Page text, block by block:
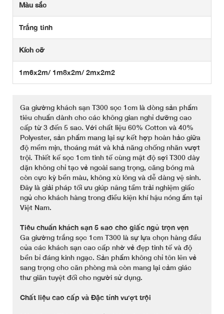
Màu sắc
Trắng tinh
Kích cỡ
1m6x2m/ 1m8x2m/ 2mx2m2
Ga giường khách sạn T300 sọc 1cm là dòng sản phẩm
tiêu chuẩn dành cho các không gian nghỉ dưỡng cao
cấp từ 3 đến 5 sao. Với chất liệu 60% Cotton và 40%
Polyester, sản phẩm mang lại sự kết hợp hoàn hảo giữa
độ mềm mịn, thoáng mát và khả năng chống nhăn vượt
trội. Thiết kế sọc 1cm tinh tế cùng mật độ sợi T300 dày
dặn không chỉ tạo vẻ ngoài sang trọng, căng bóng mà
còn cực kỳ bền màu, không xù lông và dễ dàng vệ sinh.
Đây là giải pháp tối ưu giúp nâng tầm trải nghiệm giấc
ngủ cho khách hàng trong điều kiện khí hậu nóng ẩm tại
Việt Nam.
Tiêu chuẩn khách sạn 5 sao cho giấc ngủ trọn vẹn
Ga giường trắng sọc 1cm T300 là sự lựa chọn hàng đầu
của các khách sạn cao cấp nhờ vẻ đẹp tinh tế và độ
bền bỉ đáng kinh ngạc. Sản phẩm không chỉ tôn lên vẻ
sang trọng cho căn phòng mà còn mang lại cảm giác
thư giãn tuyệt đối cho người sử dụng.
Chất liệu cao cấp và Đặc tính vượt trội